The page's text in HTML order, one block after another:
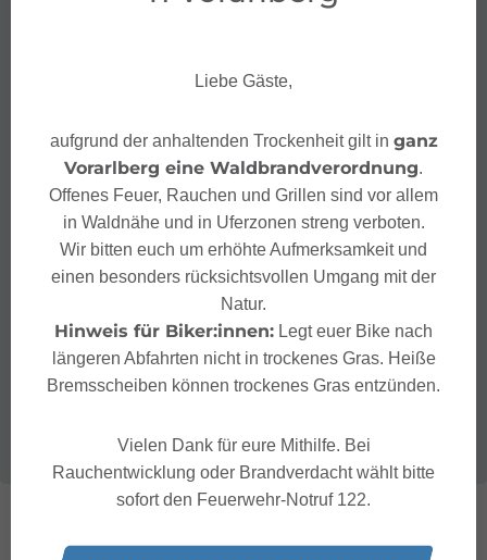
Liebe Gäste,
aufgrund der anhaltenden Trockenheit gilt in ganz
Vorarlberg eine Waldbrandverordnung
Offenes Feuer, Rauchen und Grillen sind vor allem
in Waldnähe und in Uferzonen streng verboten.
Wir bitten euch um erhöhte Aufmerksamkeit und
einen besonders rücksichtsvollen Umgang mit der
Natur.
Hinweis für Biker:innen: Legt euer Bike nach
längeren Abfahrten nicht in trockenes Gras. Heiße
Bremsscheiben können trockenes Gras entzünden.
Vielen Dank für eure Mithilfe. Bei
Rauchentwicklung oder Brandverdacht wählt bitte
sofort den Feuerwehr-Notruf 122.